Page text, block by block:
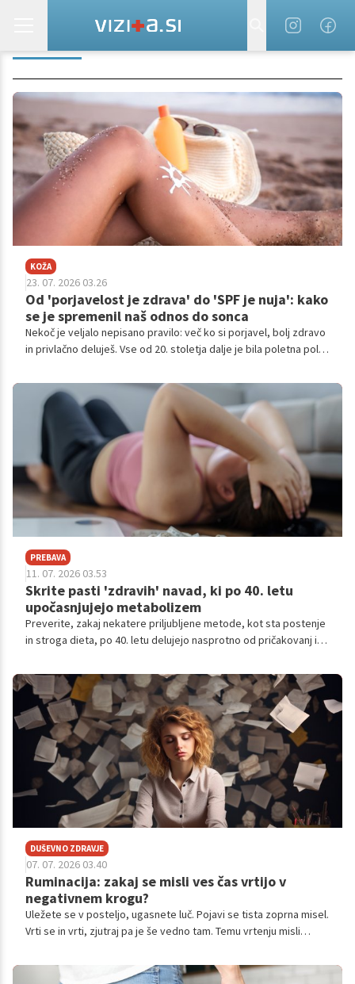
KOŽA
23. 07. 2026 03.26
Od 'porjavelost je zdrava' do 'SPF je nuja': kako
se je spremenil naš odnos do sonca
Nekoč je veljalo nepisano pravilo: več ko si porjavel, bolj zdravo
in privlačno deluješ. Vse od 20. stoletja dalje je bila poletna polt
PREBAVA
11. 07. 2026 03.53
Skrite pasti 'zdravih' navad, ki po 40. letu
upočasnjujejo metabolizem
Preverite, zakaj nekatere priljubljene metode, kot sta postenje
in stroga dieta, po 40. letu delujejo nasprotno od pričakovanj in
DUŠEVNO ZDRAVJE
07. 07. 2026 03.40
Ruminacija: zakaj se misli ves čas vrtijo v
negativnem krogu?
Uležete se v posteljo, ugasnete luč. Pojavi se tista zoprna misel.
Vrti se in vrti, zjutraj pa je še vedno tam. Temu vrtenju misli